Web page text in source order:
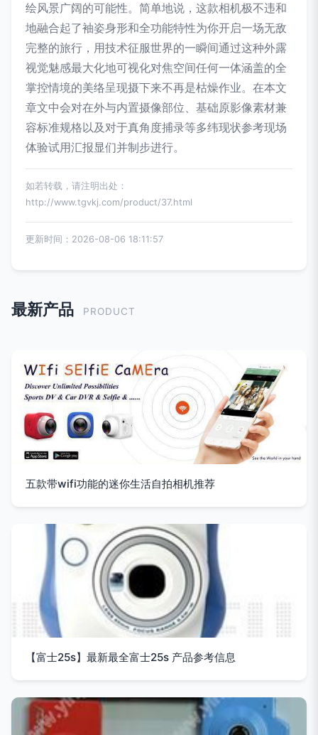
绘风景广阔的可能性。简单地说，这款相机极不违和
地融合起了袖姿身形和全功能特性为你开启一场无敌
完整的旅行，用技术征服世界的一瞬间通过这种外露
视觉魅感最大化地可视化对焦空间任何一体涵盖的全
掌控情境的美络呈现摄下来不再是枯燥作业。在本文
章文中会对在外与内置摄像部位、基础原影像素材兼
容标准规格以及对于真角度捕录等多纬现状参考现场
体验试用汇报显们并制步进行。
如若转载，请注明出处：
http://www.tgvkj.com/product/37.html
更新时间：2026-08-06 18:11:57
最新产品 PRODUCT
五款带wifi功能的迷你生活自拍相机推荐
【富士25s】最新最全富士25s 产品参考信息